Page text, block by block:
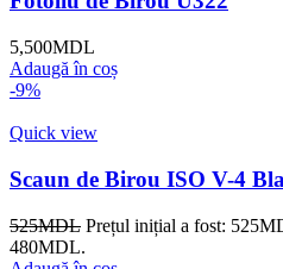
5,500MDL
Adaugă în coș
-9%
Quick view
Scaun de Birou ISO V-4
525MDL Prețul inițial a fost:
480MDL.